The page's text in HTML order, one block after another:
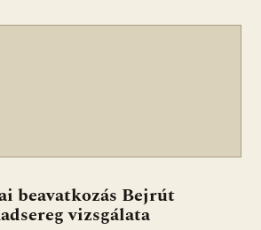
beavatkozás Bejrút
vizsgálata